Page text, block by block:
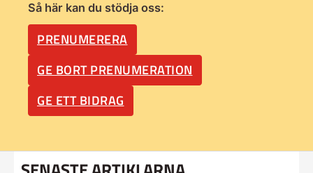
Så här kan du stödja oss:
PRENUMERERA
GE BORT PRENUMERATION
GE ETT BIDRAG